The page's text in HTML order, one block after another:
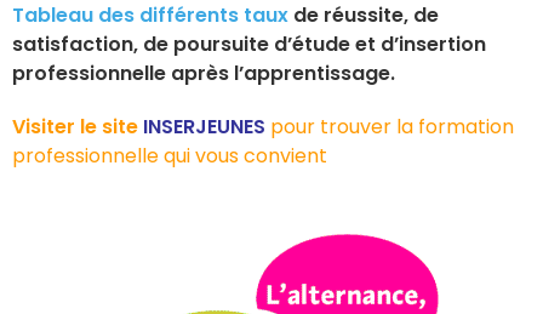
Tableau des différents taux de réussite, de
satisfaction, de poursuite d’étude et d’insertion
professionnelle après l’apprentissage.
Visiter le site INSERJEUNES pour trouver la formation
professionnelle qui vous convient